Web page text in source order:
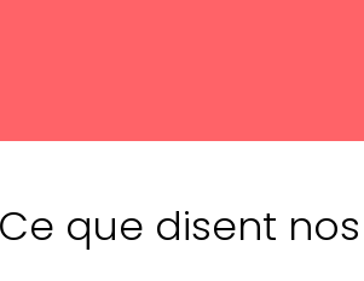
Ce que disent